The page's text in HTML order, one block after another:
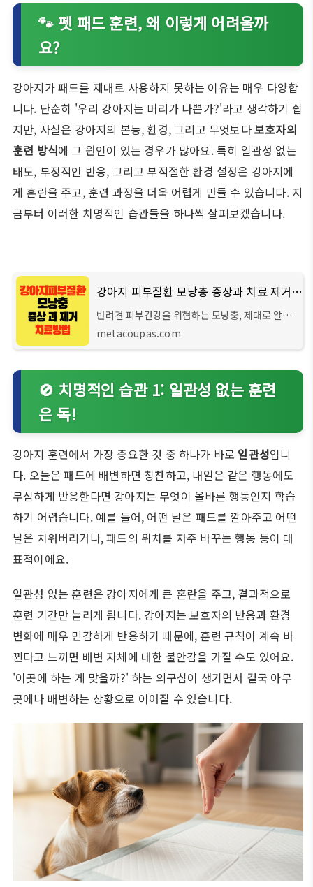
🐾 펫 패드 훈련, 왜 이렇게 어려울까
요?
강아지가 패드를 제대로 사용하지 못하는 이유는 매우 다양합
니다. 단순히 '우리 강아지는 머리가 나쁜가?'라고 생각하기 쉽
지만, 사실은 강아지의 본능, 환경, 그리고 무엇보다보호자의
훈련 방식에 그 원인이 있는 경우가 많아요. 특히 일관성 없는
태도, 부정적인 반응, 그리고 부적절한 환경 설정은 강아지에
게 혼란을 주고, 훈련 과정을 더욱 어렵게 만들 수 있습니다. 지
금부터 이러한 치명적인 습관들을 하나씩 살펴보겠습니다.
강아지 피부질환 모낭충 증상과 치료 제거 방법
반려견 피부건강을 위협하는 모낭충, 제대로 알고
대처하세요! 사랑하는 가족 같은 우리 집 강아지가
갑자기 가려워하고 피부에 이상이 생겼다면? 모낭
metacoupas.com
🚫 치명적인 습관 1: 일관성 없는 훈련
은 독!
강아지 훈련에서 가장 중요한 것 중 하나가 바로 일관성입니
다. 오늘은 패드에 배변하면 칭찬하고, 내일은 같은 행동에도
무심하게 반응한다면 강아지는 무엇이 올바른 행동인지 학습
하기 어렵습니다. 예를 들어, 어떤 날은 패드를 깔아주고 어떤
날은 치워버리거나, 패드의 위치를 자주 바꾸는 행동 등이 대
표적이에요.
일관성 없는 훈련은 강아지에게 큰 혼란을 주고, 결과적으로
훈련 기간만 늘리게 됩니다. 강아지는 보호자의 반응과 환경
변화에 매우 민감하게 반응하기 때문에, 훈련 규칙이 계속 바
뀐다고 느끼면 배변 자체에 대한 불안감을 가질 수도 있어요.
'이곳에 하는 게 맞을까?' 하는 의구심이 생기면서 결국 아무
곳에나 배변하는 상황으로 이어질 수 있습니다.